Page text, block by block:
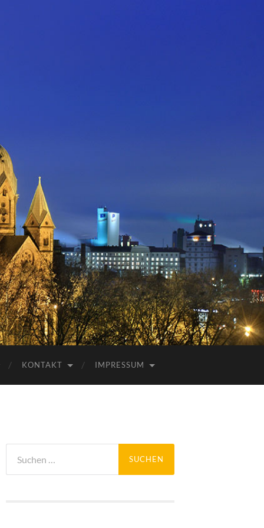
KONTAKT IMPRESSUM
nach: